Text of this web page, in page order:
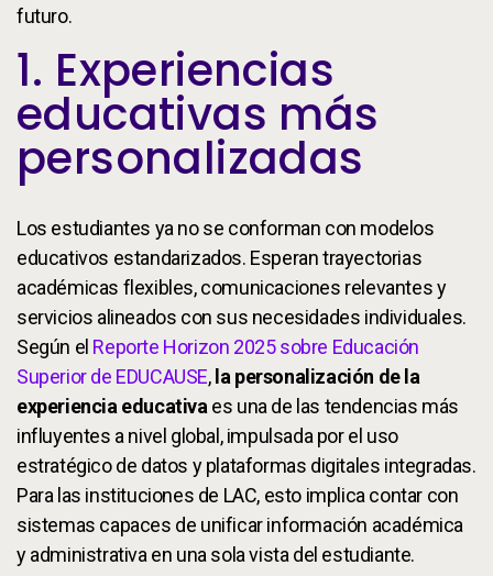
futuro.
1. Experiencias
educativas más
personalizadas
Los estudiantes ya no se conforman con modelos
educativos estandarizados. Esperan trayectorias
académicas flexibles, comunicaciones relevantes y
servicios alineados con sus necesidades individuales.
Según el Reporte Horizon 2025 sobre Educación
Superior de EDUCAUSE,la personalización de la
experiencia educativa es una de las tendencias más
influyentes a nivel global, impulsada por el uso
estratégico de datos y plataformas digitales integradas.
Para las instituciones de LAC, esto implica contar con
sistemas capaces de unificar información académica
y administrativa en una sola vista del estudiante.